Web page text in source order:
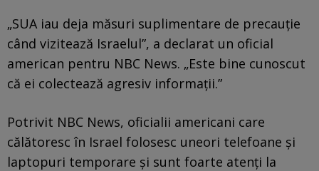
„SUA iau deja măsuri suplimentare de precauție
când vizitează Israelul”, a declarat un oficial
american pentru NBC News. „Este bine cunoscut
că ei colectează agresiv informații.”
Potrivit NBC News, oficialii americani care
călătoresc în Israel folosesc uneori telefoane și
laptopuri temporare și sunt foarte atenți la